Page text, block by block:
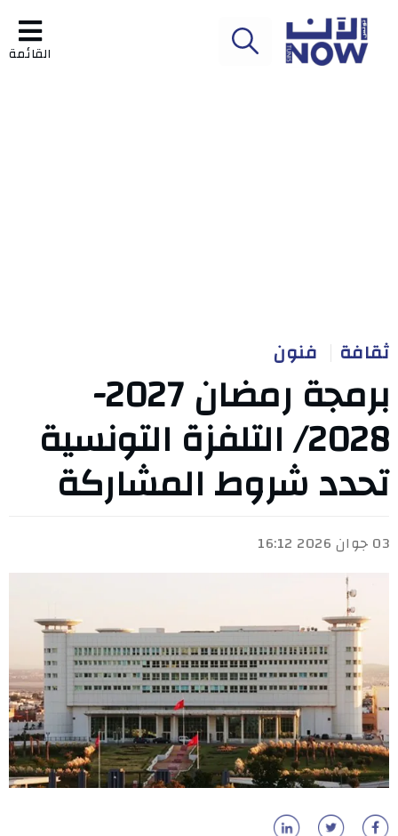
القائمة
ثقافة فنون
برمجة رمضان 2027-
2028/ التلفزة التونسية
تحدد شروط المشاركة
03 جوان 2026 16:12